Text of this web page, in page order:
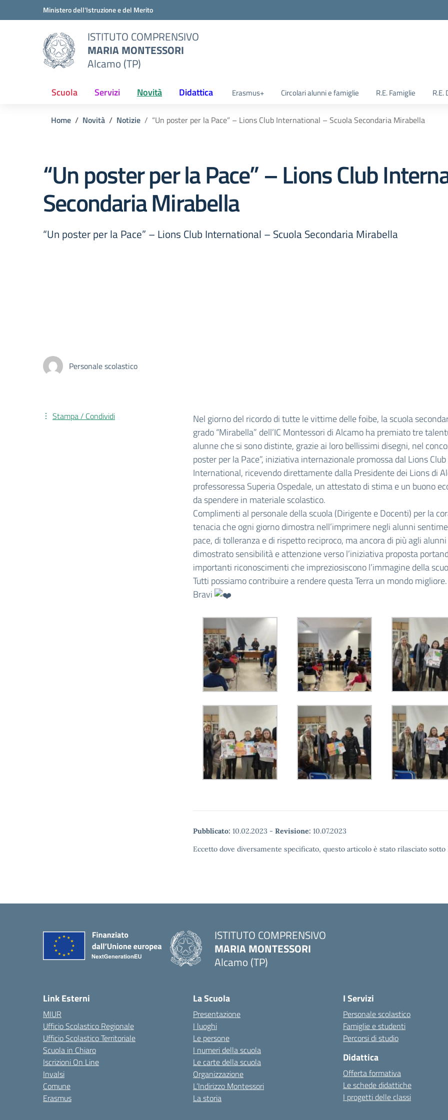
Vai ai contenuti
Vai al menu di navigazioneMinistero dell'Istruzione e del Merito
ISTITUTO COMPRENSIVO
MARIA MONTESSORI
Alcamo (TP)
Scuola Servizi Novità Didattica Erasmus+ Circolari alunni e famiglie R.E. Famiglie R.E.
Home Novità Notizie “Un poster per la Pace” – Lions Club International – Scuola Secondaria Mirabella
“Un poster per la Pace” – Lions Club
Secondaria Mirabella
“Un poster per la Pace” – Lions Club International – Scuola Secondaria Mirabella
Personale scolastico
Nel giorno del ricordo di tutte le vittime delle foibe, la scuola
grado “Mirabella” dell’IC Montessori di Alcamo ha premiato tre
alunne che si sono distinte, grazie ai loro bellissimi disegni, nel
poster per la Pace”, iniziativa internazionale promossa dal Lions Club
International, ricevendo direttamente dalla Presidente dei Lions di
professoressa Superia Ospedale, un attestato di stima e un buono
da spendere in materiale scolastico.
Complimenti al personale della scuola (Dirigente e Docenti) per la
tenacia che ogni giorno dimostra nell’imprimere negli alunni
pace, di tolleranza e di rispetto reciproco, ma ancora di più agli
dimostrato sensibilità e attenzione verso l’iniziativa proposta
importanti riconoscimenti che impreziosiscono l’immagine della
Tutti possiamo contribuire a rendere questa Terra un mondo migliore.
Bravi
Pubblicato: 10.02.2023 - Revisione: 10.07.2023
Eccetto dove diversamente specificato, questo articolo è stato rilasciato
Stampa / Condividi
ISTITUTO COMPRENSIVO
MARIA MONTESSORI
Alcamo (TP)
Link Esterni
MIUR
Ufficio Scolastico Regionale
Ufficio Scolastico Territoriale
Scuola in Chiaro
Iscrizioni On Line
Invalsi
Comune
Erasmus
La Scuola
Presentazione
I luoghi
Le persone
I numeri della scuola
Le carte della scuola
Organizzazione
L’Indirizzo Montessori
La storia
I Servizi
Personale scolastico
Famiglie e studenti
Percorsi di studio
Didattica
Offerta formativa
Le schede didattiche
I progetti delle classi